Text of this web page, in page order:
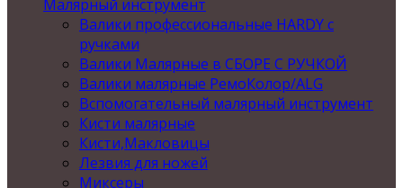
Малярный инструмент
Валики профессиональные HARDY с
ручками
Валики Малярные в СБОРЕ С РУЧКОЙ
Валики малярные РемоКолор/ALG
Вспомогательный малярный инструмент
Кисти малярные
Кисти,Макловицы
Лезвия для ножей
Миксеры